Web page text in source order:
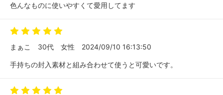
色んなものに使いやすくて愛用してます
まぁこ 30代 女性 2024/09/10 16:13:50
手持ちの封入素材と組み合わせて使うと可愛いです。